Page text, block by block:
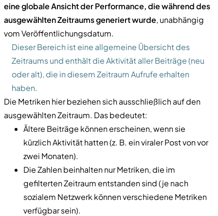
eine globale Ansicht der Performance, die während des
ausgewählten Zeitraums generiert wurde, unabhängig
vom Veröffentlichungsdatum.
Dieser Bereich ist eine allgemeine Übersicht des
Zeitraums und enthält die Aktivität aller Beiträge (neu
oder alt), die in diesem Zeitraum Aufrufe erhalten
haben.
Die Metriken hier beziehen sich ausschließlich auf den
ausgewählten Zeitraum. Das bedeutet:
Ältere Beiträge können erscheinen, wenn sie
kürzlich Aktivität hatten (z. B. ein viraler Post von vor
zwei Monaten).
Die Zahlen beinhalten nur Metriken, die im
gefilterten Zeitraum entstanden sind (je nach
sozialem Netzwerk können verschiedene Metriken
verfügbar sein).